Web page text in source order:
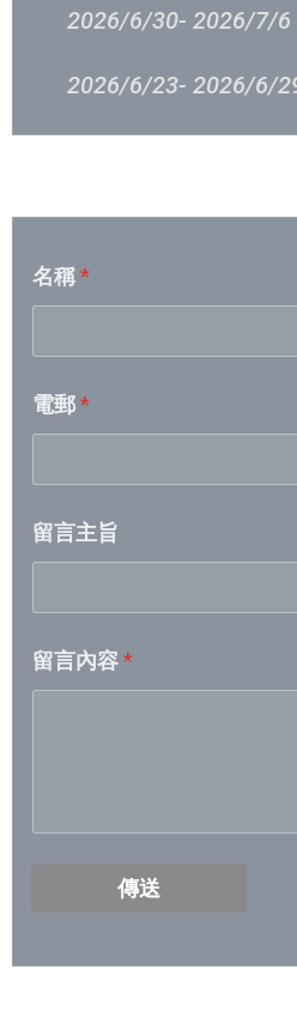
2026/6/30- 2026/7/6
2026/6/23- 2026/6/
2026/6/9 – 2026/6/
2026/6/2 – 2026/6/8
2026/5/19- 2026/5/25
2026/5/5- 2026/5/11
2026/4/21- 2026/4/27
名稱*
電郵*
留言主旨
留言內容*
傳送